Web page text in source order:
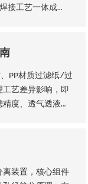
接工艺一体成
寸等核心参数个
核心品质优势。
PP材质过滤纸/过
艺差异影响，即
度、透气透液性
实施方法如下
离装置，核心组件